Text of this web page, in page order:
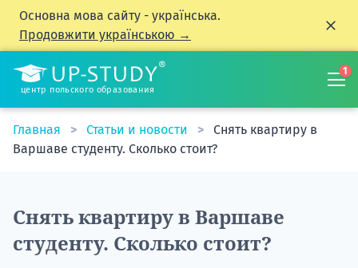
Основна мова сайту - українська.
Продовжити українською →
центр польского образования
1
Главная Статьи и новости
Снять квартиру в
Варшаве студенту. Сколько стоит?
Снять квартиру в Варшаве
студенту. Сколько стоит?